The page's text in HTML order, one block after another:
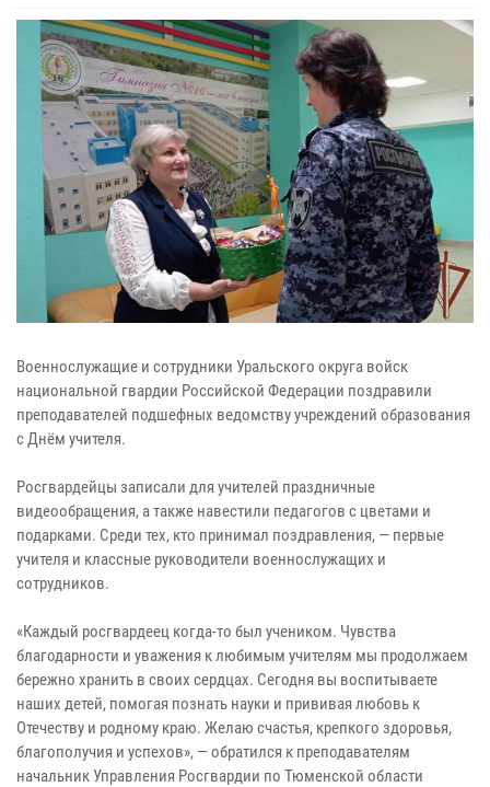
Военнослужащие и сотрудники Уральского округа войск
национальной гвардии Российской Федерации поздравили
преподавателей подшефных ведомству учреждений образования
с Днём учителя.
Росгвардейцы записали для учителей праздничные
видеообращения, а также навестили педагогов с цветами и
подарками. Среди тех, кто принимал поздравления, — первые
учителя и классные руководители военнослужащих и
сотрудников.
«Каждый росгвардеец когда-то был учеником. Чувства
благодарности и уважения к любимым учителям мы продолжаем
бережно хранить в своих сердцах. Сегодня вы воспитываете
наших детей, помогая познать науки и прививая любовь к
Отечеству и родному краю. Желаю счастья, крепкого здоровья,
благополучия и успехов», — обратился к преподавателям
начальник Управления Росгвардии по Тюменской области